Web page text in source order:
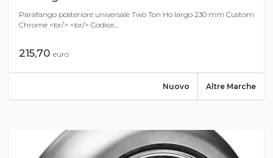
Parafango posteriore universale Two Ton Ho largo 230 mm Custom
Chrome <br/> <br/> Codice...
215,70 euro
Altre Marche
Nuovo